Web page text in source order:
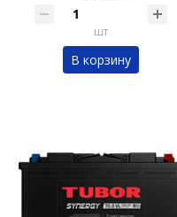
шт
В корзину